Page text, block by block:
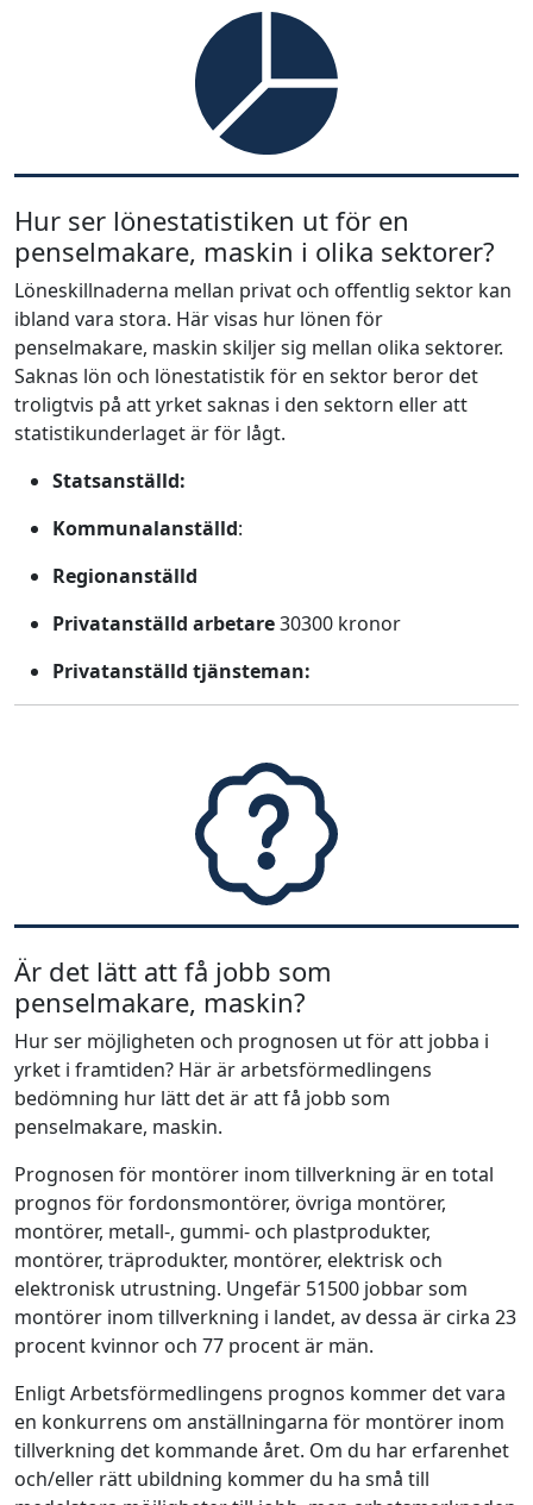
Hur ser lönestatistiken ut för en
penselmakare, maskin i olika sektorer?
Löneskillnaderna mellan privat och offentlig sektor kan
ibland vara stora. Här visas hur lönen för
penselmakare, maskin skiljer sig mellan olika sektorer.
Saknas lön och lönestatistik för en sektor beror det
troligtvis på att yrket saknas i den sektorn eller att
statistikunderlaget är för lågt.
Statsanställd:
Kommunalanställd:
Regionanställd
Privatanställd arbetare30300 kronor
Privatanställd tjänsteman:
Är det lätt att få jobb som
penselmakare, maskin?
Hur ser möjligheten och prognosen ut för att jobba i
yrket i framtiden? Här är arbetsförmedlingens
bedömning hur lätt det är att få jobb som
penselmakare, maskin.
Prognosen för montörer inom tillverkning är en total
prognos för fordonsmontörer, övriga montörer,
montörer, metall-, gummi- och plastprodukter,
montörer, träprodukter, montörer, elektrisk och
elektronisk utrustning. Ungefär 51500 jobbar som
montörer inom tillverkning i landet, av dessa är cirka 23
procent kvinnor och 77 procent är män.
Enligt Arbetsförmedlingens prognos kommer det vara
en konkurrens om anställningarna för montörer inom
tillverkning det kommande året. Om du har erfarenhet
och/eller rätt ubildning kommer du ha små till